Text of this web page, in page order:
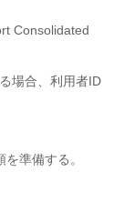
Consolidated
場合、利用者ID
準備する。